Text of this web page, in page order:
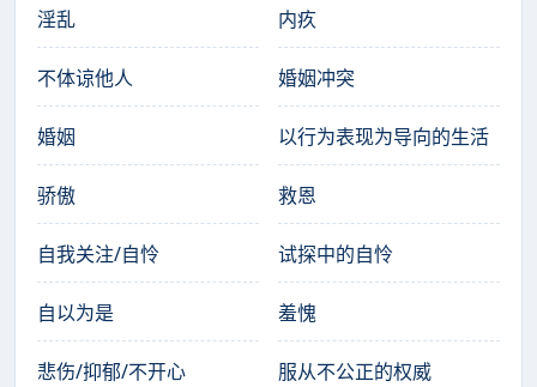
淫乱 内疚
不体谅他人 婚姻冲突
婚姻 以行为表现为导向的生活
骄傲 救恩
自我关注/自怜 试探中的自怜
自以为是 羞愧
悲伤/抑郁/不开心 服从不公正的权威